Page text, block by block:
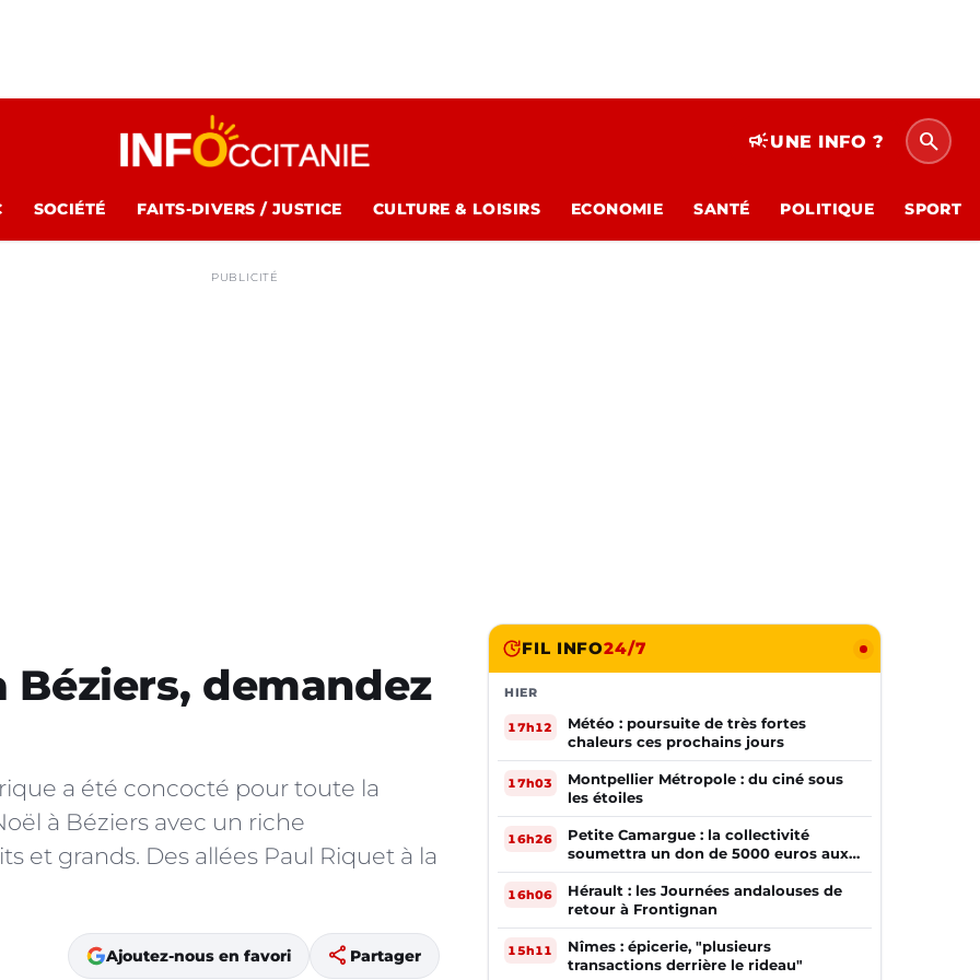
campaignUNE INFO ? search
SOCIÉTÉ FAITS-DIVERS / JUSTICE CULTURE & LOISIRS ECONOMIE SANTÉ POLITIQUE SPORT
PUBLICITÉ
Béziers, demandez
a été concocté pour toute la
à Béziers avec un riche
et grands. Des allées Paul Riquet à la
Ajoutez-nous en favori share Partager
FIL INFO24/7
HIER
17h12
Météo : poursuite de très fortes
chaleurs ces prochains jours
17h03
Montpellier Métropole : du ciné sous
les étoiles
16h26
Petite Camargue : la collectivité
soumettra un don de 5000 euros aux
sinistrés de la Gironde
16h06
Hérault : les Journées andalouses de
retour à Frontignan
15h11
Nîmes : épicerie, "plusieurs
transactions derrière le rideau"